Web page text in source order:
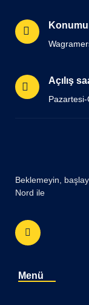
Açılış
Beklemeyin,
Nord ile
Menü